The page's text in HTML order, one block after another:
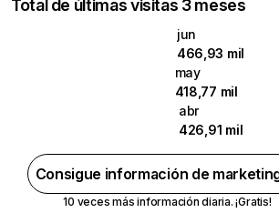
Total de últimas visitas 3 meses
jun
466,93 mil
may
418,77 mil
abr
426,91 mil
Consigue información de
10 veces más información diaria. ¡Gratis!